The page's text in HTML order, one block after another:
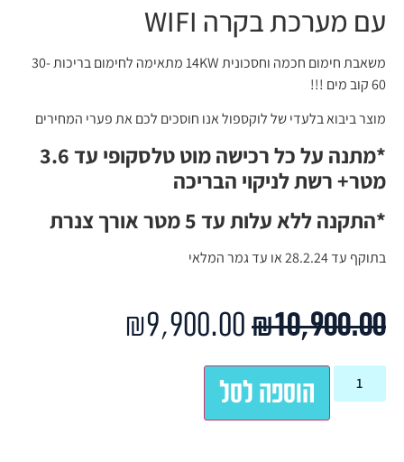
עם מערכת בקרה WIFI
משאבת חימום חכמה וחסכונית 14KW מתאימה לחימום בריכות 30-
60 קוב מים !!!
מוצר ביבוא בלעדי של לוקספול אנו חוסכים לכם את פערי המחירים
*מתנה על כל רכישה מוט טלסקופי עד 3.6
מטר+ רשת לניקוי הבריכה
*התקנה ללא עלות עד 5 מטר אורך צנרת
בתוקף עד 28.2.24 או עד גמר המלאי
₪10,900.00
₪9,900.00
הוספה לסל